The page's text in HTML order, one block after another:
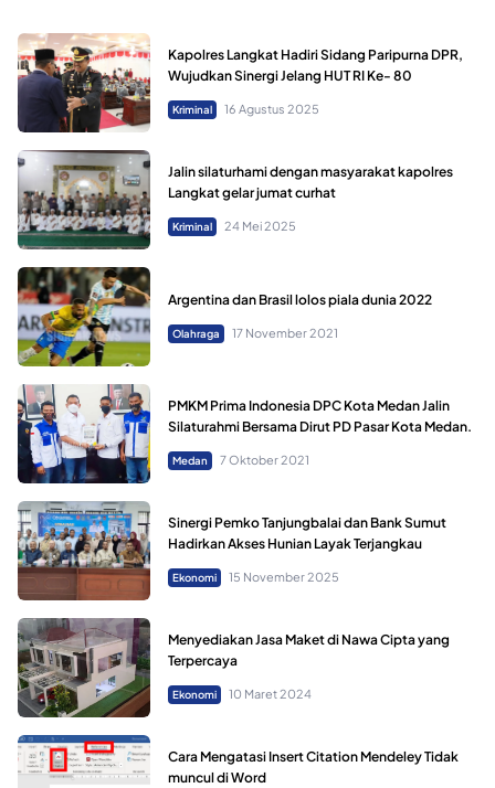
Kapolres Langkat Hadiri Sidang Paripurna DPR,
Wujudkan Sinergi Jelang HUT RI Ke- 80
Kriminal 16 Agustus 2025
Jalin silaturhami dengan masyarakat kapolres
Langkat gelar jumat curhat
Kriminal 24 Mei 2025
Argentina dan Brasil lolos piala dunia 2022
Olahraga 17 November 2021
PMKM Prima Indonesia DPC Kota Medan Jalin
Silaturahmi Bersama Dirut PD Pasar Kota Medan.
Medan 7 Oktober 2021
Sinergi Pemko Tanjungbalai dan Bank Sumut
Hadirkan Akses Hunian Layak Terjangkau
Ekonomi 15 November 2025
Menyediakan Jasa Maket di Nawa Cipta yang
Terpercaya
Ekonomi 10 Maret 2024
Cara Mengatasi Insert Citation Mendeley Tidak
muncul di Word